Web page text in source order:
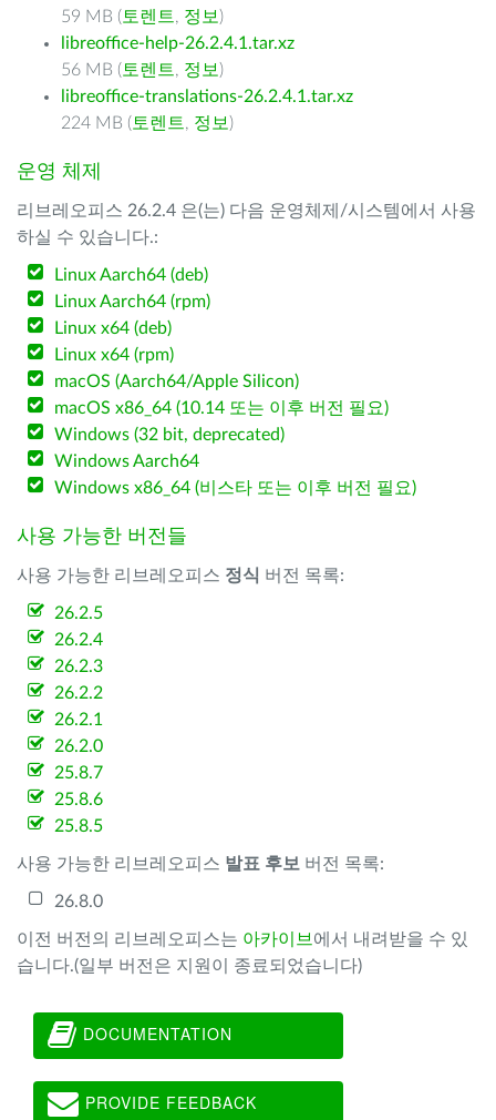
59 MB ( 토렌트, 정보 )
libreoffice-help-26.2.4.1.tar.xz
56 MB ( 토렌트, 정보 )
libreoffice-translations-26.2.4.1.tar.xz
224 MB ( 토렌트, 정보 )
운영 체제
리브레오피스 26.2.4 은(는) 다음 운영체제/시스템에서 사용
하실 수 있습니다.:
Linux Aarch64 (deb)
Linux Aarch64 (rpm)
Linux x64 (deb)
Linux x64 (rpm)
macOS (Aarch64/Apple Silicon)
macOS x86_64 (10.14 또는 이후 버전 필요)
Windows (32 bit, deprecated)
Windows Aarch64
Windows x86_64 (비스타 또는 이후 버전 필요)
사용 가능한 버전들
사용 가능한 리브레오피스 정식 버전 목록:
26.2.5
26.2.4
26.2.3
26.2.2
26.2.1
26.2.0
25.8.7
25.8.6
25.8.5
사용 가능한 리브레오피스 발표 후보 버전 목록:
26.8.0
이전 버전의 리브레오피스는 아카이브 에서 내려받을 수 있
습니다.(일부 버전은 지원이 종료되었습니다)
DOCUMENTATION
PROVIDE FEEDBACK